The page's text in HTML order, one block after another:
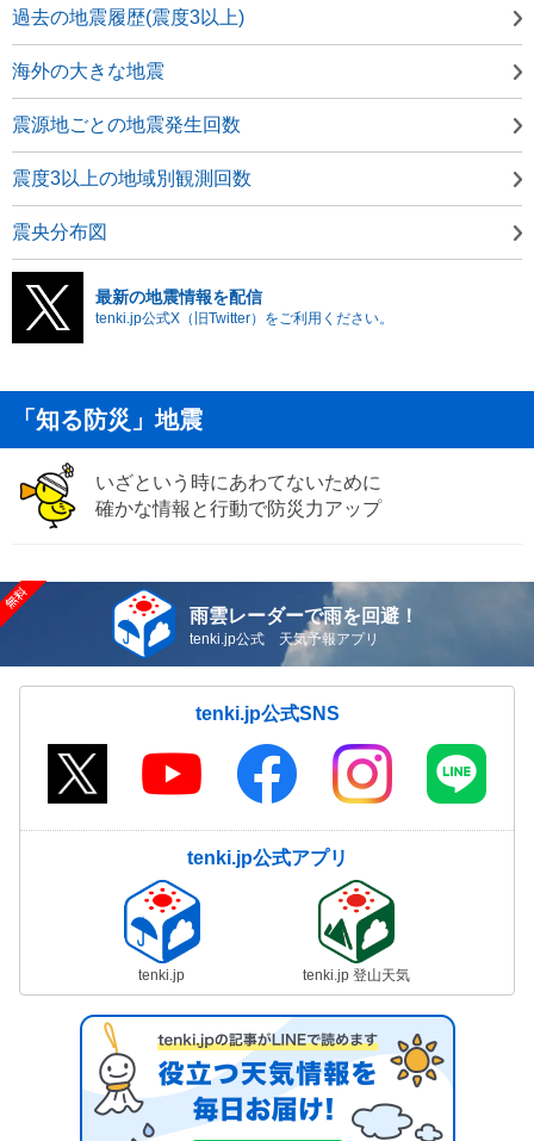
過去の地震履歴(震度3以上)
海外の大きな地震
震源地ごとの地震発生回数
震度3以上の地域別観測回数
震央分布図
最新の地震情報を配信
tenki.jp公式X（旧Twitter）をご利用ください。
「知る防災」地震
いざという時にあわてないために
確かな情報と行動で防災力アップ
雨雲レーダーで雨を回避！
tenki.jp公式 天気予報アプリ
tenki.jp公式SNS
tenki.jp公式アプリ
tenki.jp tenki.jp 登山天気